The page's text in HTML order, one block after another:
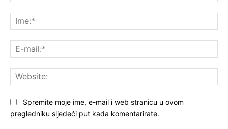
Spremite moje ime, e-mail i web stranicu u ovom
pregledniku sljedeći put kada komentarirate.